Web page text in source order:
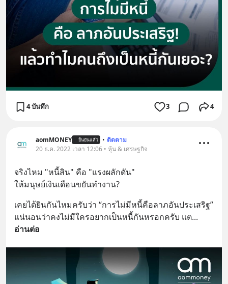
4 บันทึก 3 4
aomMONEY ยืนยันแล้ว • ติดตาม
20 ธ.ค. 2022 เวลา 12:06 • หุ้น & เศรษฐกิจ
จริงไหม "หนี้สิน" คือ "แรงผลักดัน"
ให้มนุษย์เงินเดือนขยันทำงาน?
เคยได้ยินกันไหมครับว่า “การไม่มีหนี้คือลาภอันประเสริฐ”
แน่นอนว่าคงไม่มีใครอยากเป็นหนี้กันหรอกครับ แต
อ่านต่อ